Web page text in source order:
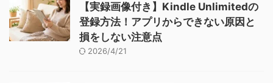
【実録画像付き】Kindle Unlimitedの
登録方法！アプリからできない原因と
損をしない注意点
2026/4/21